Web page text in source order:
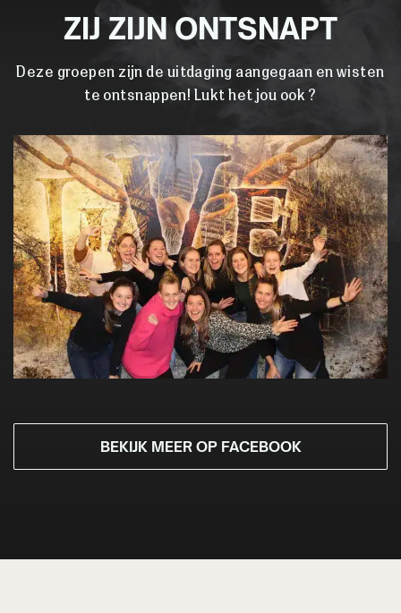
ZIJ ZIJN ONTSNAPT
Deze groepen zijn de uitdaging aangegaan en wisten
te ontsnappen! Lukt het jou ook ?
BEKIJK MEER OP FACEBOOK